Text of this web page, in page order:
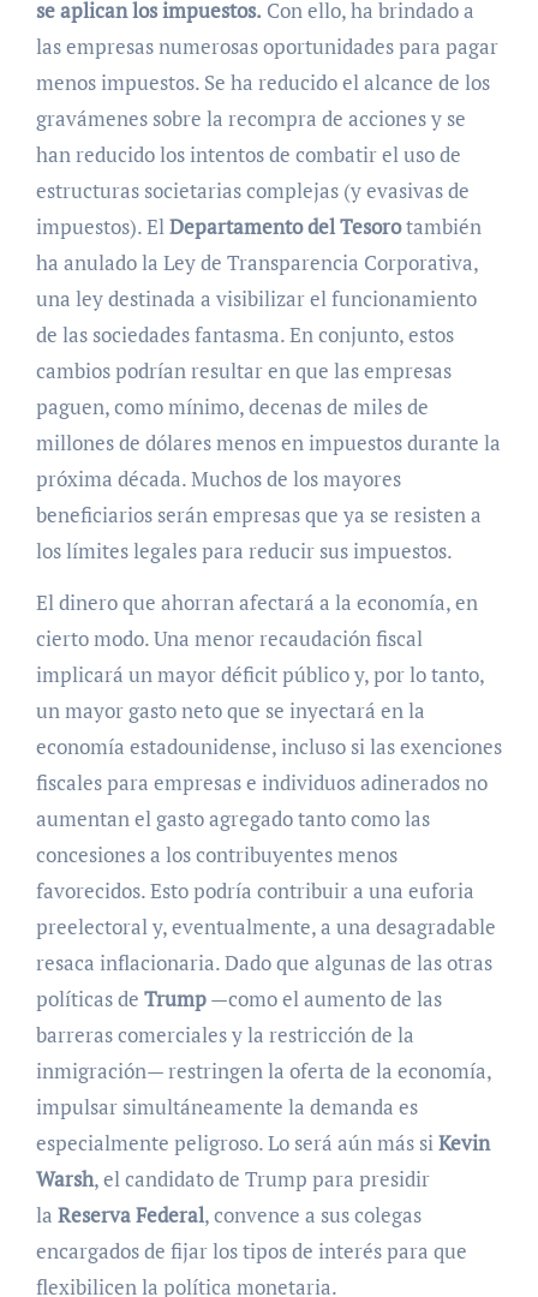
se aplican los impuestos. Con ello, ha brindado a
las empresas numerosas oportunidades para pagar
menos impuestos. Se ha reducido el alcance de los
gravámenes sobre la recompra de acciones y se
han reducido los intentos de combatir el uso de
estructuras societarias complejas (y evasivas de
impuestos). El Departamento del Tesorotambién
ha anulado la Ley de Transparencia Corporativa,
una ley destinada a visibilizar el funcionamiento
de las sociedades fantasma. En conjunto, estos
cambios podrían resultar en que las empresas
paguen, como mínimo, decenas de miles de
millones de dólares menos en impuestos durante la
próxima década. Muchos de los mayores
beneficiarios serán empresas que ya se resisten a
los límites legales para reducir sus impuestos.
El dinero que ahorran afectará a la economía, en
cierto modo. Una menor recaudación fiscal
implicará un mayor déficit público y, por lo tanto,
un mayor gasto neto que se inyectará en la
economía estadounidense, incluso si las exenciones
fiscales para empresas e individuos adinerados no
aumentan el gasto agregado tanto como las
concesiones a los contribuyentes menos
favorecidos. Esto podría contribuir a una euforia
preelectoral y, eventualmente, a una desagradable
resaca inflacionaria. Dado que algunas de las otras
políticas de Trump—como el aumento de las
barreras comerciales y la restricción de la
inmigración— restringen la oferta de la economía,
impulsar simultáneamente la demanda es
especialmente peligroso. Lo será aún más si Kevin
Warsh, el candidato de Trump para presidir
la Reserva Federal, convence a sus colegas
encargados de fijar los tipos de interés para que
flexibilicen la política monetaria.